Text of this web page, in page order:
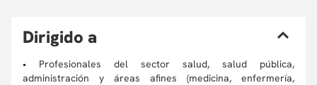
Dirigido a
• Profesionales del sector salud, salud pública,
administración y áreas afines (medicina, enfermería,